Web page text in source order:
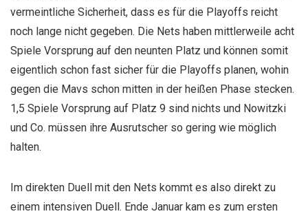
vermeintliche Sicherheit, dass es für die Playoffs reicht
noch lange nicht gegeben. Die Nets haben mittlerweile acht
Spiele Vorsprung auf den neunten Platz und können somit
eigentlich schon fast sicher für die Playoffs planen, wohin
gegen die Mavs schon mitten in der heißen Phase stecken.
1,5 Spiele Vorsprung auf Platz 9 sind nichts und Nowitzki
und Co. müssen ihre Ausrutscher so gering wie möglich
halten.
Im direkten Duell mit den Nets kommt es also direkt zu
einem intensiven Duell. Ende Januar kam es zum ersten